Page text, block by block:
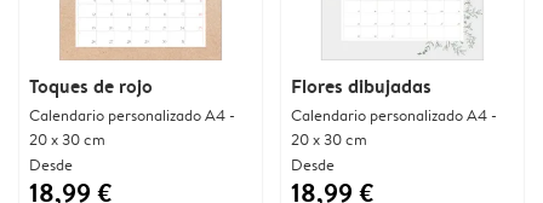
Toques de rojo
Calendario personalizado A4 -
20 x 30 cm
Desde
18,99 €
Flores dibujadas
Calendario personalizado A4 -
20 x 30 cm
Desde
18,99 €